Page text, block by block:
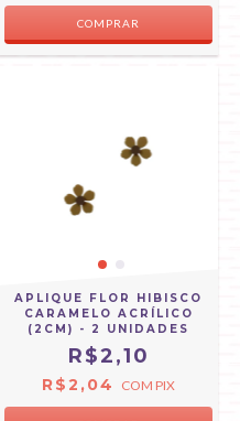
APLIQUE FLOR HIBISCO
CARAMELO ACRÍLICO
(2CM) - 2 UNIDADES
R$2,10
R$2,04 COM PIX